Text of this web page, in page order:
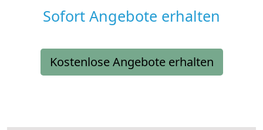
Sofort Angebote erhalten
Kostenlose Angebote erhalten